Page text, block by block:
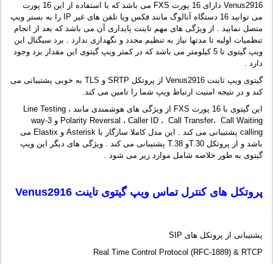
Venus2916 دارای 16 پورت FXS می باشد که با استفاده از این 16 پورت
می توانید 16 دستگاه آنالوگ مانند فکس ویا تلفن های غیر IP را به بستر ویپ
متصل نمایید . از ویژگی های مهم تاینت پایداری آن می باشد که بعد از انجام
تنظمیات اولیه تا مدتها نیاز به تنظیم مجدد و نگهداری ندارد . برد سیگنال این
ویپ گیتوی تا 5 کیلومتر می باشد که در کمتر ویپ گیتوی این مقدار برد وجود
دارد .
گیتوی ویپ تاینت Venus2916 از پروتکل SRTP و TLS به خوبی پشتیبانی می
کند و در نتیجه امنیت ارتباط ویپ شما را تامین می کند.
این گیتوی با 16 پورت FXS از ویژگی های هوشمندی مانند Line Testing ،
Polarity Reversal ، Caller ID ، Call Transfer، Call Waiting و 3-way
calling پشتیبانی می کند . این مدل کاملا سازگار با Asterisk و Elastix می
باشد و از پروتکل T.30و T.38 پشتیبانی می کند . ویژگی های دیگر این ویپ
گیتوی به طور خلاصه شامل موارد زیر می شود .
پروتکل های کنترل تماس ویپ گیتوی تاینت Venus2916
پشتیبانی از پروتکل های SIP
Real Time Control Protocol (RFC-1889) & RTCP